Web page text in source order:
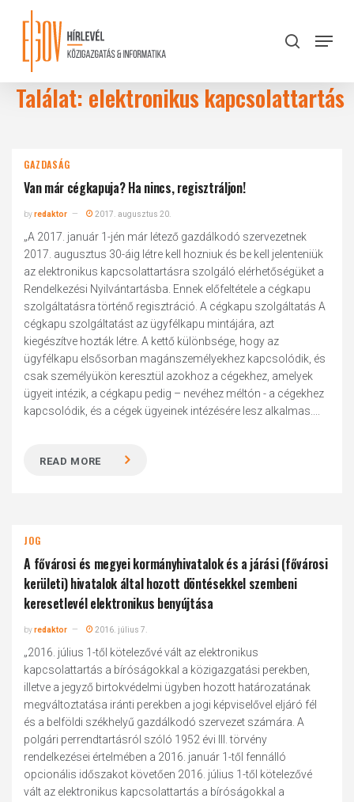
content
search
Menu
Találat: elektronikus kapcsolattartás
GAZDASÁG
Van már cégkapuja? Ha nincs, regisztráljon!
byredaktor 2017. augusztus 20.
„A 2017. január 1-jén már létező gazdálkodó szervezetnek
2017. augusztus 30-áig létre kell hozniuk és be kell jelenteniük
az elektronikus kapcsolattartásra szolgáló elérhetőségüket a
Rendelkezési Nyilvántartásba. Ennek előfeltétele a cégkapu
szolgáltatásra történő regisztráció. A cégkapu szolgáltatás A
cégkapu szolgáltatást az ügyfélkapu mintájára, azt
kiegészítve hozták létre. A kettő különbsége, hogy az
ügyfélkapu elsősorban magánszemélyekhez kapcsolódik, és
csak személyükön keresztül azokhoz a cégekhez, amelyek
ügyeit intézik, a cégkapu pedig – nevéhez méltón - a cégekhez
kapcsolódik, és a cégek ügyeinek intézésére lesz alkalmas....
READ MORE
JOG
A fővárosi és megyei kormányhivatalok és a járási (fővárosi
kerületi) hivatalok által hozott döntésekkel szembeni
keresetlevél elektronikus benyújtása
byredaktor 2016. július 7.
„2016. július 1-től kötelezővé vált az elektronikus
kapcsolattartás a bíróságokkal a közigazgatási perekben,
illetve a jegyző birtokvédelmi ügyben hozott határozatának
megváltoztatása iránti perekben a jogi képviselővel eljáró fél
és a belföldi székhelyű gazdálkodó szervezet számára. A
polgári perrendtartásról szóló 1952 évi III. törvény
rendelkezései értelmében a 2016. január 1-től fennálló
opcionális időszakot követően 2016. július 1-től kötelezővé
vált az elektronikus kapcsolattartás a bíróságokkal a
Close